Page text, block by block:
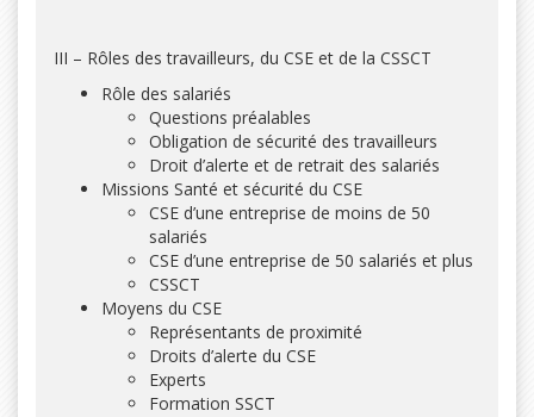
III – Rôles des travailleurs, du CSE et de la CSSCT
Rôle des salariés
Questions préalables
Obligation de sécurité des travailleurs
Droit d’alerte et de retrait des salariés
Missions Santé et sécurité du CSE
CSE d’une entreprise de moins de 50
salariés
CSE d’une entreprise de 50 salariés et plus
CSSCT
Moyens du CSE
Représentants de proximité
Droits d’alerte du CSE
Experts
Formation SSCT